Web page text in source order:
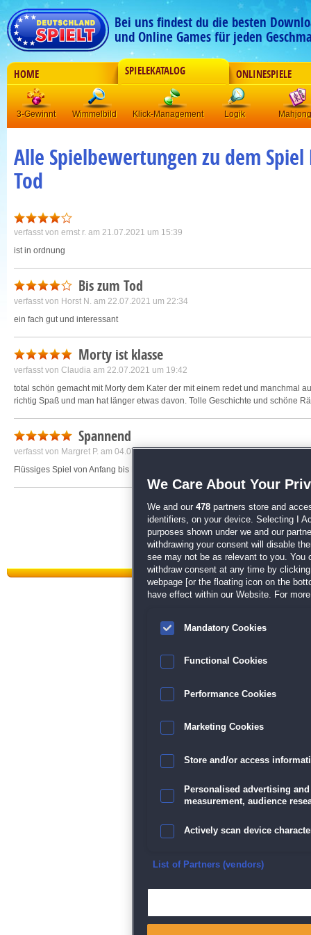
Bei uns findest du die besten
und Online Games für jeden
HOME SPIELEKATALOG ONLINESPIELE
3-Gewinnt Wimmelbild Klick-Management Logik Mahjong
Alle Spielbewertungen zu dem
Tod
verfasst von ernst r. am 21.07.2021 um 15:39
ist in ordnung
Bis zum Tod
verfasst von Horst N. am 22.07.2021 um 22:34
ein fach gut und interessant
Morty ist klasse
verfasst von Claudia am 22.07.2021 um 19:42
total schön gemacht mit Morty dem Kater der mit einem redet und manchmal
richtig Spaß und man hat länger etwas davon. Tolle Geschichte und schöne
Spannend
verfasst von Margret P. am 04.07.2021 um 12:33
Flüssiges Spiel von Anfang bis Ende
Datenschutz|AGB|Impressum
We Care About Your
We and our 478 partners store and
identifiers, on your device. Selecting I
purposes shown under we and our
withdrawing your consent will disable
see may not be as relevant to you. You
withdraw consent at any time by
webpage [or the floating icon on the
have effect within our Website. For
Mandatory Cookies
Functional Cookies
Performance Cookies
Marketing Cookies
Store and/or access
Personalised advertising
measurement, audience
Actively scan device
Ensure security, prevent
List of Partners (vendors)